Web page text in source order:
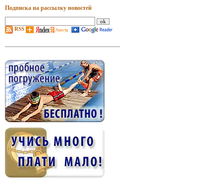
Подписка на рассылку новостей
RSS